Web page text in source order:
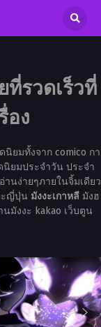
รวดเร็วที่
อง
นิยมทั้งจาก comico กา
นิยมประจำวัน ประจำ
นง่ายๆภายในจิ้มเดียว
ะญี่ปุ่น มังงะเกาหลีมังฮ
มังงะ kakao เว็บตูน